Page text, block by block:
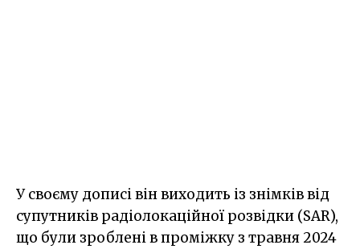
У своєму дописі він виходить із знімків від
супутників радіолокаційної розвідки (SAR),
що були зроблені в проміжку з травня 2024